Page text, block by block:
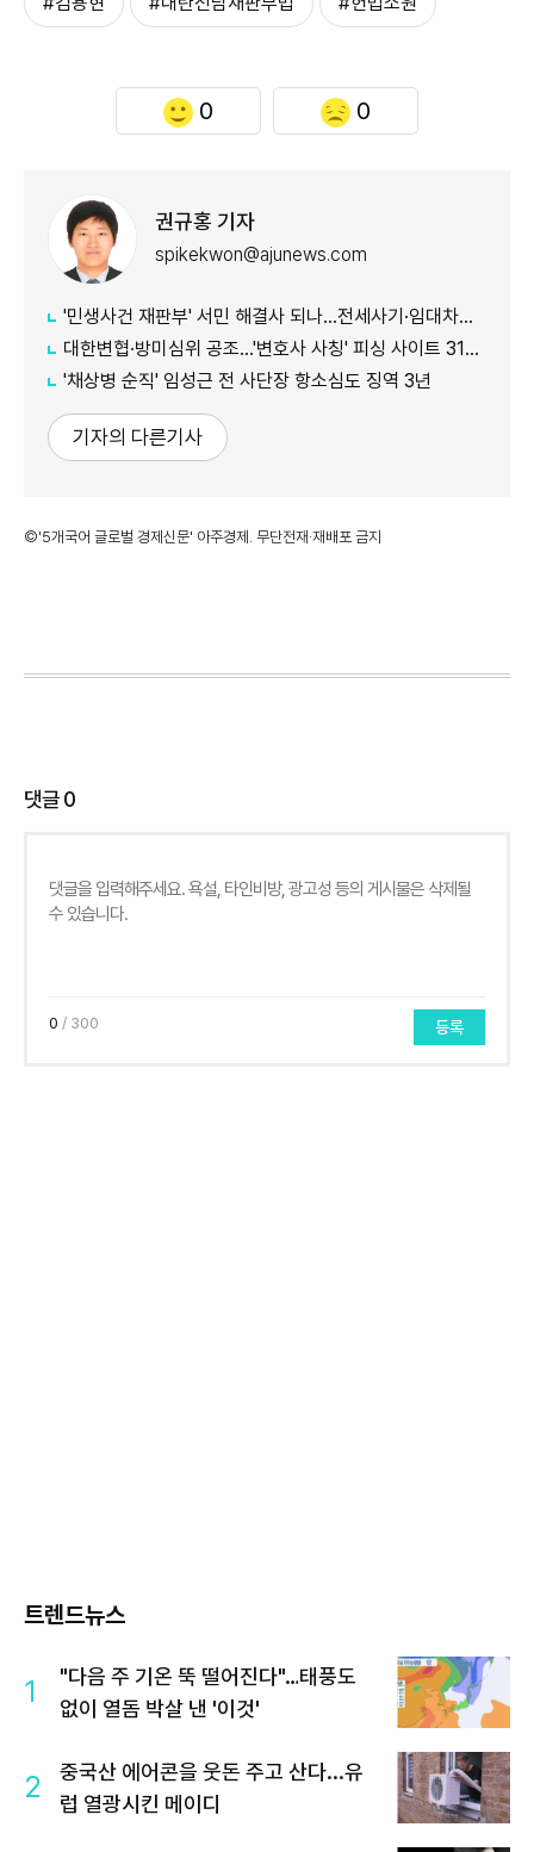
0 0
권규홍 기자
spikekwon@ajunews.com
'민생사건 재판부' 서민 해결사 되나...전세사기·임대차분쟁 평균 3개월내 해결
대한변협·방미심위 공조…'변호사 사칭' 피싱 사이트 31건 무더기 차단
'채상병 순직' 임성근 전 사단장 항소심도 징역 3년
기자의 다른기사
©'5개국어 글로벌 경제신문' 아주경제. 무단전재·재배포 금지
댓글0
0 / 300 등록
트렌드뉴스
1
"다음 주 기온 뚝 떨어진다"…태풍도
없이 열돔 박살 낸 '이것'
2
중국산 에어콘을 웃돈 주고 산다...유
럽 열광시킨 메이디